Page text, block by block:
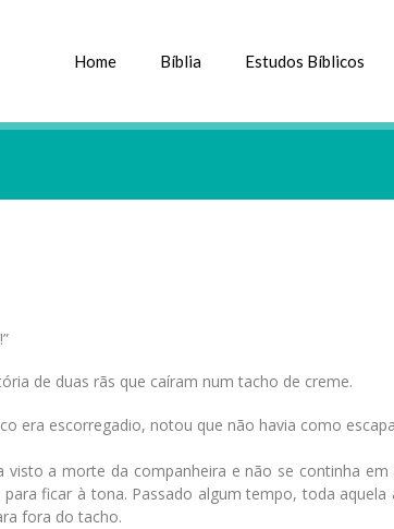
Home Bíblia Estudos Bíblicos
de duas rãs que caíram num tacho de creme.
era escorregadio, notou que não havia como
a morte da companheira e não se continha em
ficar à tona. Passado algum tempo, toda
fora do tacho.